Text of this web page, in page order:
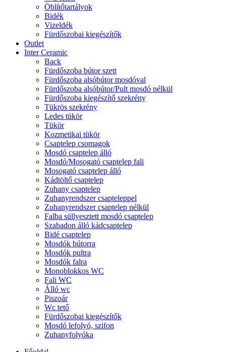
Öblítőtartályok
Bidék
Vizeldék
Fürdőszobai kiegészítők
Outlet
Inter Ceramic
Back
Fürdőszoba bútor szett
Fürdőszoba alsóbútor mosdóval
Fürdőszoba alsóbútor/Pult mosdó nélkül
Fürdőszoba kiegészítő szekrény
Tükrös szekrény
Ledes tükör
Tükör
Kozmetikai tükör
Csaptelep csomagok
Mosdó csaptelep álló
Mosdó/Mosogató csaptelep fali
Mosogató csaptelep álló
Kádtöltő csaptelep
Zuhany csaptelep
Zuhanyrendszer csapteleppel
Zuhanyrendszer csaptelep nélkül
Falba süllyesztett mosdó csaptelep
Szabadon álló kádcsaptelep
Bidé csaptelep
Mosdók bútorra
Mosdók pultra
Mosdók falra
Monoblokkos WC
Fali WC
Álló wc
Piszoár
Wc tető
Fürdőszobai kiegészítők
Mosdó lefolyó, szifon
Zuhanyfolyóka